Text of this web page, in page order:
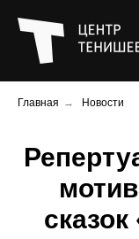
Главная → Новости